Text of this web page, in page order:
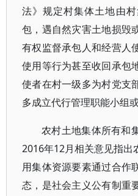
法》规定村集体土地由
包，遇自然灾害土地损毁
有权监督承包人和经营人
使用等行为甚至收回承包
使者在村一级多为村党支
多成立代行管理职能小组或
农村土地集体所有和
2016年12月相关意见指出
用集体资源要素通过合作
态，是社会主义公有制重